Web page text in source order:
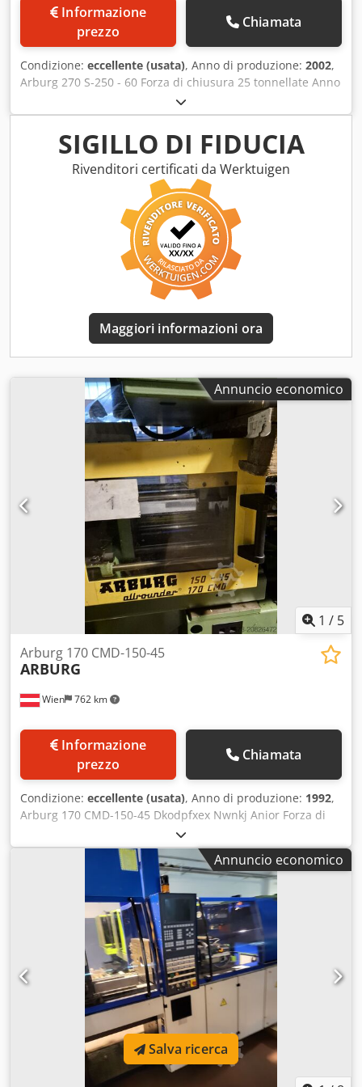
prezzo
Chiamata
Condizione: eccellente (usata), Anno di produzione: 2002,
Arburg 270 S-250 - 60 Forza di chiusura 25 tonnellate Anno
di costruzione: 2002 Distanza tra le colonne: 27 x 27
Comando S Dodpfox I Rdvox Aniekr Inclusi nastri
trasportatoriSIGILLO DI FIDUCIA
Rivenditori certificati da Werktuigen
Maggiori informazioni ora
Annuncio economico
1 / 5
Wien 762 km
Arburg 170 CMD-150-45
ARBURG
prezzo
Chiamata
Condizione: eccellente (usata), Anno di produzione: 1992,
Arburg 170 CMD-150-45 Dkodpfxex Nwnkj Anior Forza di
chiusura: 15 tonnellate Anno di costruzione: 1992 Distanza
tra colonne: 17x17 cm Diametro vite: ca. 18 mm
Annuncio economico
Salva ricerca